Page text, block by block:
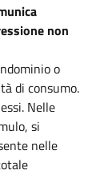
non
o
di consumo.
Nelle
si
nelle